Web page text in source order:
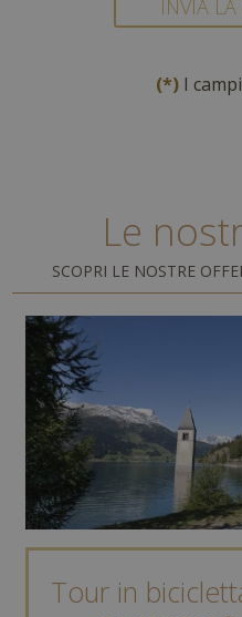
INVIA LA
(*) I
Le
SCOPRI LE NOSTRE